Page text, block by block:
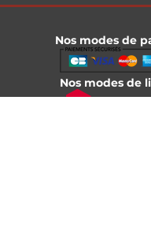
Nos modes de
Nos modes de